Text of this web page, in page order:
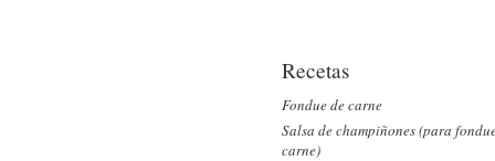
Recetas
Fondue de carne
Salsa de champiñones (para
carne)